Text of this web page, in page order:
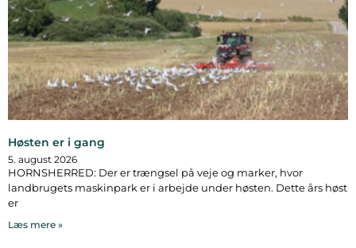
Høsten er i gang
5. august 2026
HORNSHERRED: Der er trængsel på veje og marker, hvor
landbrugets maskinpark er i arbejde under høsten. Dette års høst
er
Læs mere »